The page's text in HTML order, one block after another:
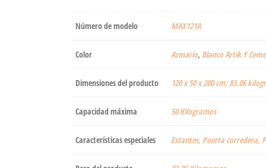
Número de modelo ‎MAX121A
Color Armario, Blanco Artik Y
Dimensiones del producto ‎120 x 50 x 200 cm; 83.06
Capacidad máxima ‎50 Kilogramos
Características especiales ‎Estantes, Puerta corredera,